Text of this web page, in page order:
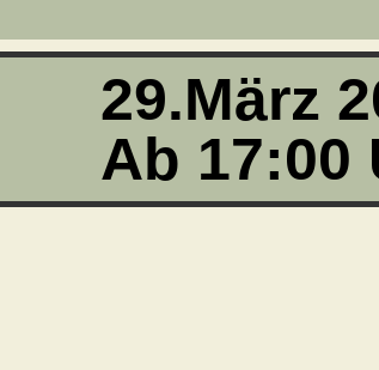
29.März
Ab 17:00